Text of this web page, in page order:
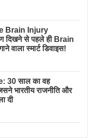
Brain Injury
दिखने से पहले ही Brain
वाला स्मार्ट डिवाइस!
30 साल का वह
भारतीय राजनीति और
दी